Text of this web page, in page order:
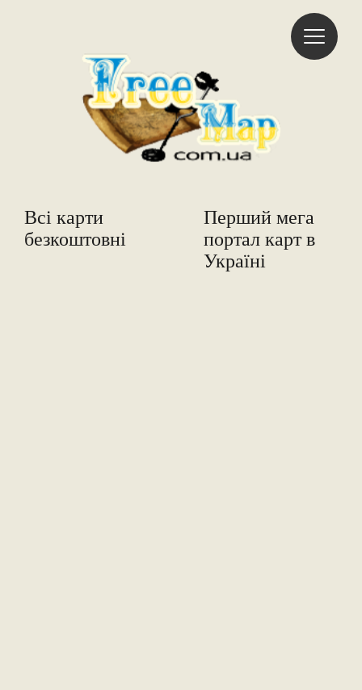
Всі карти
безкоштовні
Freemap
Перший мега
портал карт в
Україні